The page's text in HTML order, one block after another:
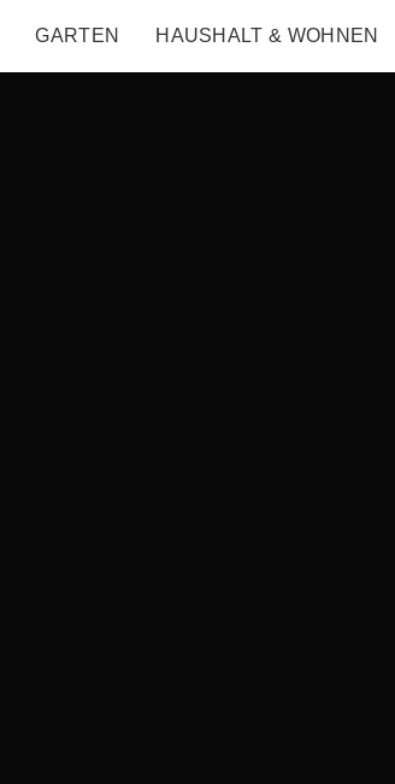
GARTEN HAUSHALT & WOHNEN